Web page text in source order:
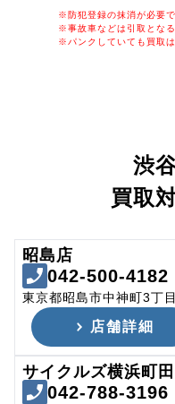
※防犯登録の抹消が必要で
※事故車などは引取となる
※パンクしていても買取
渋
買取
昭島店
042-500-4182
東京都昭島市中神町3丁
店舗詳細
サイクルズ横浜町
042-788-3196